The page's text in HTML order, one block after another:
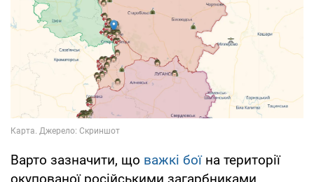
Варто зазначити, що важкі бої на території